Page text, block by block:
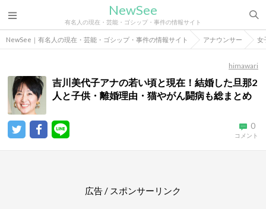
NewSee
有名人の現在・芸能・ゴシップ・事件の情報サイト
NewSee｜有名人の現在・芸能・ゴシップ・事件の情報サイト アナウンサー 女
himawari
吉川美代子アナの若い頃と現在！結婚した旦那2
人と子供・離婚理由・猫やがん闘病も総まとめ
0
コメント
広告 / スポンサーリンク